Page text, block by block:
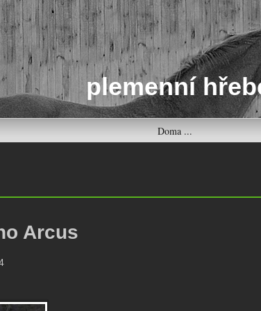
plemenní
Doma ...
Arcus